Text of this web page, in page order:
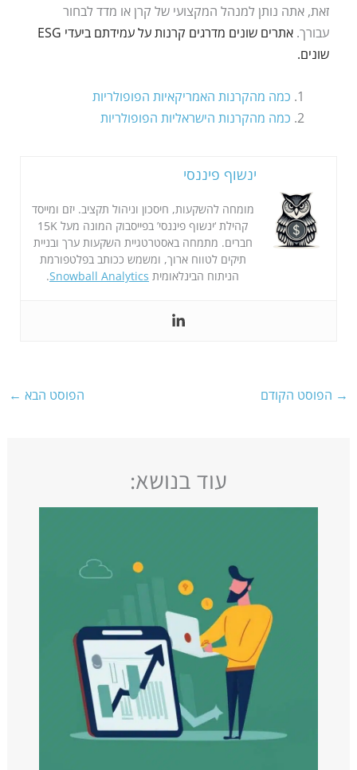
זאת, אתה נותן למנהל המקצועי של קרן או מדד לבחור
עבורך.
אתרים שונים מדרגים קרנות על עמידתם ביעדי ESG
שונים.
כמה מהקרנות האמריקאיות הפופולריות
כמה מהקרנות הישראליות הפופולריות
ינשוף פיננסי
מומחה להשקעות, חיסכון וניהול תקציב. יזם ומייסד
קהילת ‘ינשוף פיננסי’ בפייסבוק המונה מעל 15K
חברים. מתמחה באסטרטגיית השקעות ערך ובניית
תיקים לטווח ארוך, ומשמש ככותב בפלטפורמת
הניתוח הבינלאומית Snowball Analytics
.
→ הפוסט הקודם הפוסט הבא ←
עוד בנושא: